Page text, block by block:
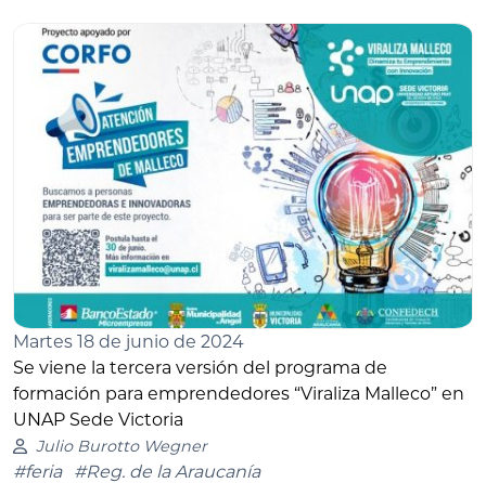
Martes 18 de junio de 2024
Se viene la tercera versión del programa de
formación para emprendedores “Viraliza Malleco” en
UNAP Sede Victoria
Julio Burotto Wegner
#feria #Reg. de la Araucanía